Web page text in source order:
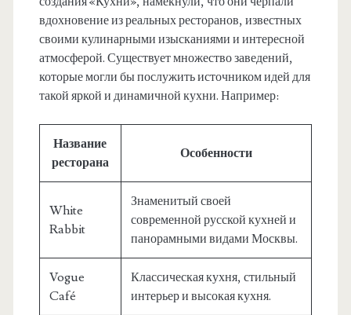
вдохновение из реальных ресторанов, известных
своими кулинарными изысканиями и интересной
атмосферой. Существует множество заведений,
которые могли бы послужить источником идей для
такой яркой и динамичной кухни. Например:
Название
ресторана
Особенности
White
Rabbit
Знаменитый своей
современной русской кухней и
панорамными видами Москвы.
Vogue
Café
Классическая кухня, стильный
интерьер и высокая кухня.